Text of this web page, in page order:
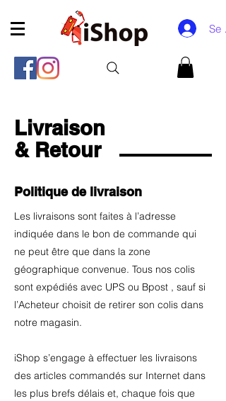
Se
Livraison
& Retour
Politique de livraison
Les livraisons sont faites à l’adresse
indiquée dans le bon de commande qui
ne peut être que dans la zone
géographique convenue. Tous nos colis
sont expédiés avec UPS ou Bpost , sauf si
l’Acheteur choisit de retirer son colis dans
notre magasin.
iShop s’engage à effectuer les livraisons
des articles commandés sur Internet dans
les plus brefs délais et, chaque fois que